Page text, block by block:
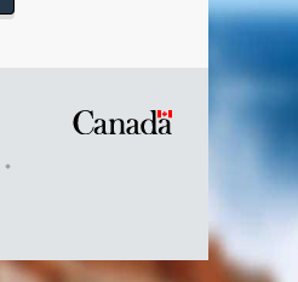
Symbole